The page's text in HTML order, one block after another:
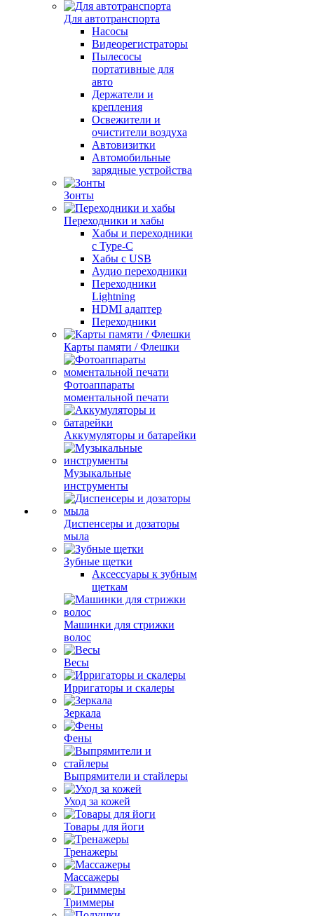
Для автотранспорта
Насосы
Видеорегистраторы
Пылесосы
портативные для
авто
Держатели и
крепления
Освежители и
очистители воздуха
Автовизитки
Автомобильные
зарядные устройства
Зонты
Переходники и хабы
Хабы и переходники
с Type-C
Хабы с USB
Аудио переходники
Переходники
Lightning
HDMI адаптер
Переходники
Карты памяти / Флешки
Фотоаппараты
моментальной печати
Аккумуляторы и батарейки
Музыкальные
инструменты
Диспенсеры и дозаторы
мыла
Зубные щетки
Аксессуары к зубным
щеткам
Машинки для стрижки
волос
Весы
Ирригаторы и скалеры
Зеркала
Фены
Выпрямители и стайлеры
Уход за кожей
Товары для йоги
Тренажеры
Массажеры
Триммеры